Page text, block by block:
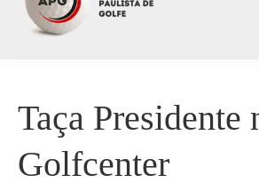
Taça Presidente
Golfcenter